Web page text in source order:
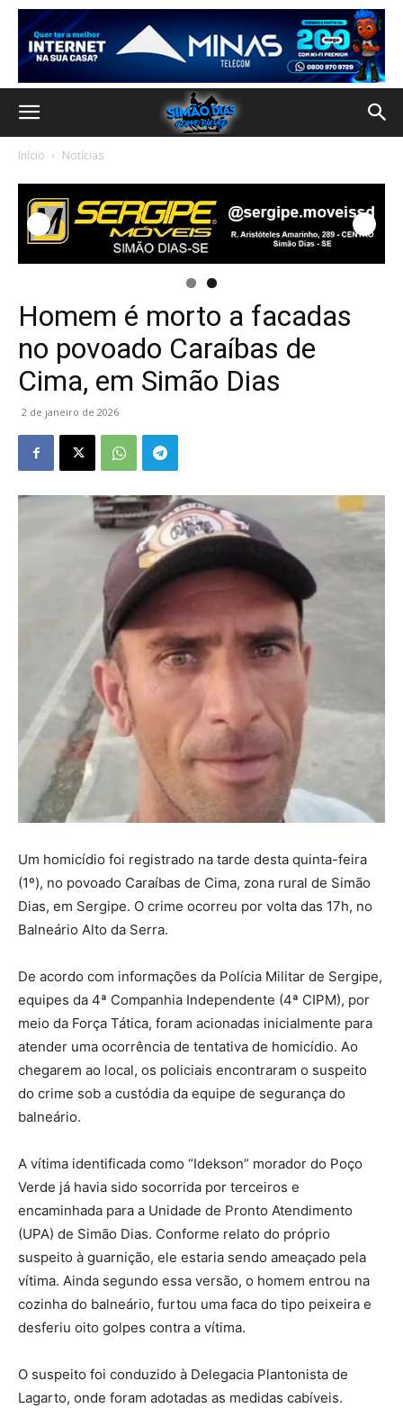
Início Notícias
Homem é morto a facadas
no povoado Caraíbas de
Cima, em Simão Dias
2 de janeiro de 2026
Um homicídio foi registrado na tarde desta quinta-feira
(1º), no povoado Caraíbas de Cima, zona rural de Simão
Dias, em Sergipe. O crime ocorreu por volta das 17h, no
Balneário Alto da Serra.
De acordo com informações da Polícia Militar de Sergipe,
equipes da 4ª Companhia Independente (4ª CIPM), por
meio da Força Tática, foram acionadas inicialmente para
atender uma ocorrência de tentativa de homicídio. Ao
chegarem ao local, os policiais encontraram o suspeito
do crime sob a custódia da equipe de segurança do
balneário.
A vítima identificada como “Idekson” morador do Poço
Verde já havia sido socorrida por terceiros e
encaminhada para a Unidade de Pronto Atendimento
(UPA) de Simão Dias. Conforme relato do próprio
suspeito à guarnição, ele estaria sendo ameaçado pela
vítima. Ainda segundo essa versão, o homem entrou na
cozinha do balneário, furtou uma faca do tipo peixeira e
desferiu oito golpes contra a vítima.
O suspeito foi conduzido à Delegacia Plantonista de
Lagarto, onde foram adotadas as medidas cabíveis.